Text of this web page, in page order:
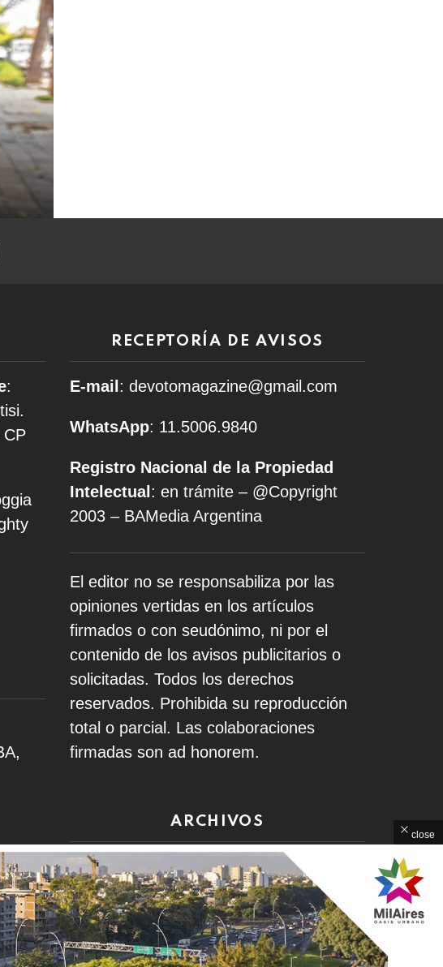
:
CP
RECEPTORÍA DE AVISOS
E-mail : devotomagazine@gmail.com
WhatsApp: 11.5006.9840
Registro Nacional de la Propiedad
Intelectual : en trámite – @Copyright
2003 – BAMedia Argentina
El editor no se responsabiliza por las
opiniones vertidas en los artículos
firmados o con seudónimo, ni por el
contenido de los avisos publicitarios o
solicitadas. Todos los derechos
reservados. Prohibida su reproducción
total o parcial. Las colaboraciones
firmadas son ad honorem.
ARCHIVOS
Archivos
Home Contacto Política de Privacidad
close